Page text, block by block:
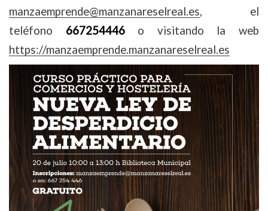
manzaemprende@manzanareselreal.es, el
teléfono 667254446 o visitando la web
https://manzaemprende.manzanareselreal.es